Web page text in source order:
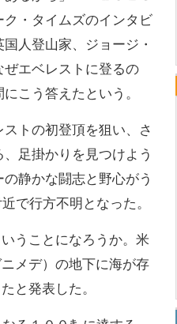
ク・タイムズのインタビ
人登山家、ジョージ・
ぜエベレストに登るの
こう答えたという。
トの初登頂を狙い、さ
、足掛かりを見つけよう
の静かな闘志と野心がう
で行方不明となった。
うことになろうか。米
メデ）の地下に海が存
と発表した。